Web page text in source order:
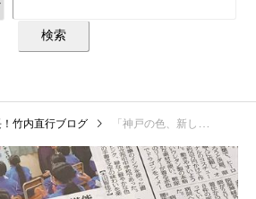
竹内直行ブログ 「神戸の色、新しい手書きの魅力発信」